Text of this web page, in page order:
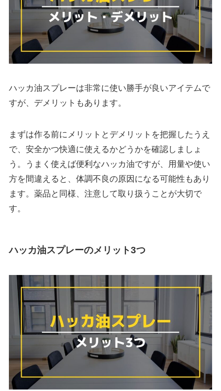
ハッカ油スプレーは非常に使い勝手が良いアイテムで
すが、デメリットもあります。
まずは作る前にメリットとデメリットを把握したうえ
で、安全かつ快適に使えるかどうかを確認しましょ
う。うまく使えば便利なハッカ油ですが、用量や使い
方を間違えると、体調不良の原因になる可能性もあり
ます。薬品と同様、注意して取り扱うことが大切で
す。
ハッカ油スプレーのメリット3つ